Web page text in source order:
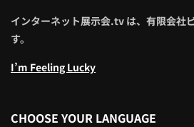
インターネット展示会.tv は、有限会社
す。
I’m Feeling Lucky
CHOOSE YOUR LANGUAGE